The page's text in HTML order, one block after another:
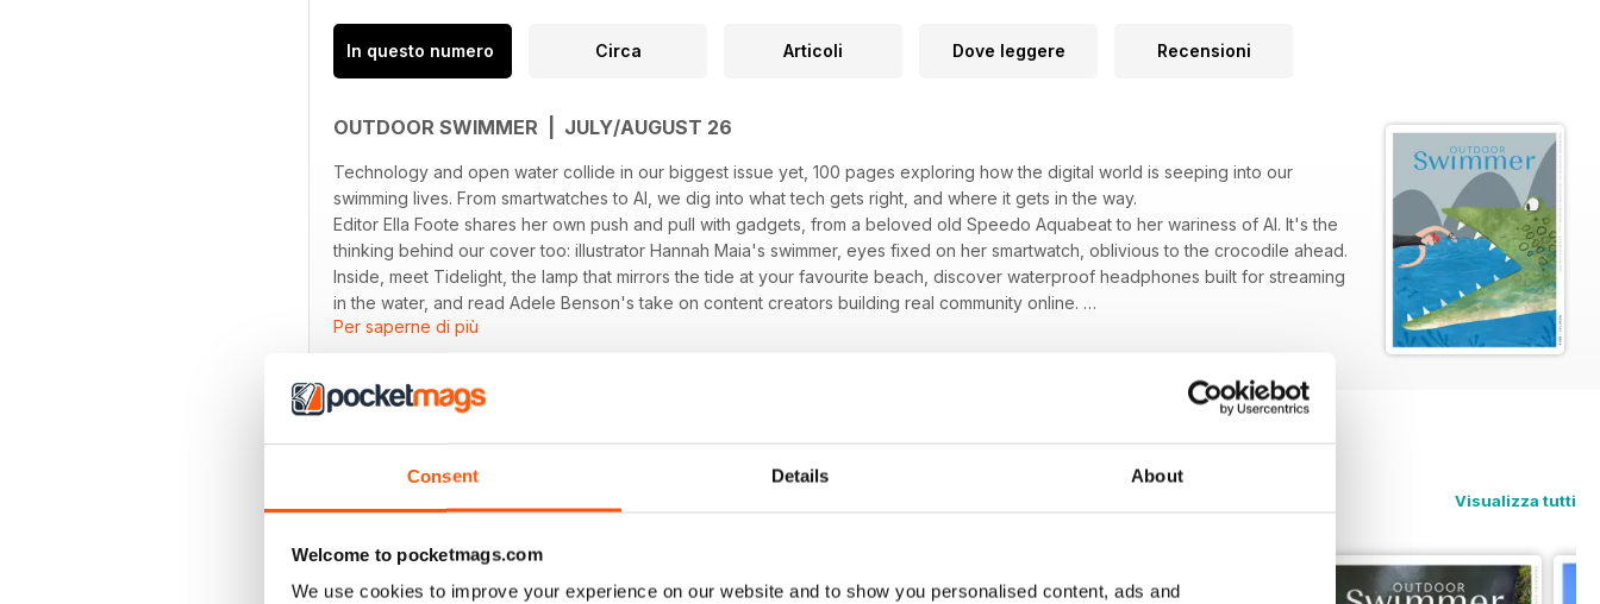
Consent Details About
Welcome to pocketmags.com
We use cookies to improve your experience on our website and to show you personalised content, ads and
In questo numero Circa Articoli Dove leggere Recensioni
OUTDOOR SWIMMER | JULY/AUGUST 26
Technology and open water collide in our biggest issue yet, 100 pages exploring how the digital world is seeping into our
swimming lives. From smartwatches to AI, we dig into what tech gets right, and where it gets in the way.
Editor Ella Foote shares her own push and pull with gadgets, from a beloved old Speedo Aquabeat to her wariness of AI. It's the
thinking behind our cover too: illustrator Hannah Maia's swimmer, eyes fixed on her smartwatch, oblivious to the crocodile ahead.
Inside, meet Tidelight, the lamp that mirrors the tide at your favourite beach, discover waterproof headphones built for streaming
in the water, and read Adele Benson's take on content creators building real community online.
Plus, can you spot the AI generated images hidden in these pages?
Per saperne di più
Visualizza tutti